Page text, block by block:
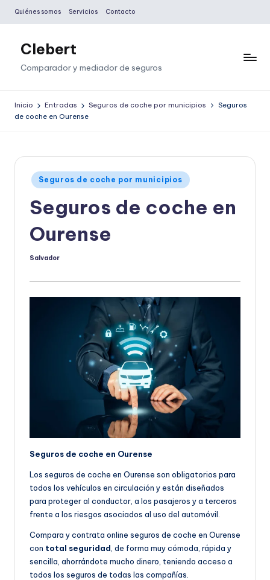
Saltar
contenido
Quiénes somos Servicios Contacto
Clebert
Comparador y mediador de seguros
Inicio Entradas Seguros de coche por municipios
Seguros
de coche en Ourense
Publicado
en
Seguros de coche por municipios
Seguros de coche en
Ourense
Publicado
Salvador
Seguros de coche en Ourense
Los seguros de coche en Ourense son obligatorios para
todos los vehículos en circulación y están diseñados
para proteger al conductor, a los pasajeros y a terceros
frente a los riesgos asociados al uso del automóvil.
Compara y contrata online seguros de coche en Ourense
con total seguridad , de forma muy cómoda, rápida y
sencilla, ahorrándote mucho dinero, teniendo acceso a
todos los seguros de todas las compañías.